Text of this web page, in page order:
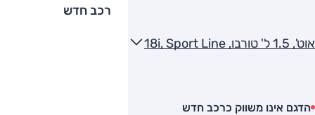
רכב חדש
אוט', 1.5 ל' טורבו, 18i, Sport Line
הדגם אינו משווק כרכב חדש